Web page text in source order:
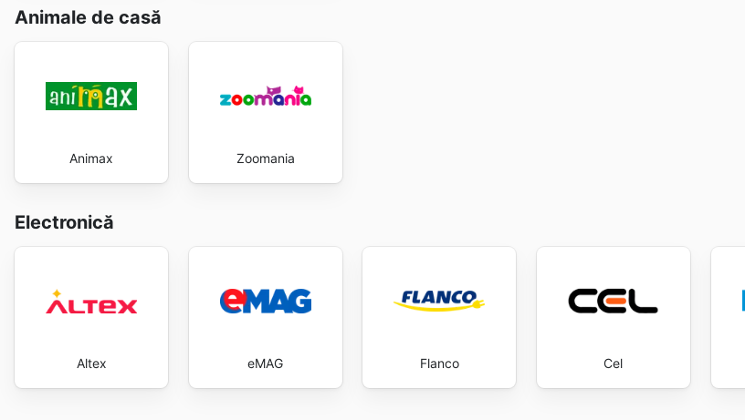
Animale de casă
Animax Zoomania
Electronică
Altex eMAG Flanco Cel